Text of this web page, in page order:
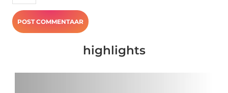
highlights